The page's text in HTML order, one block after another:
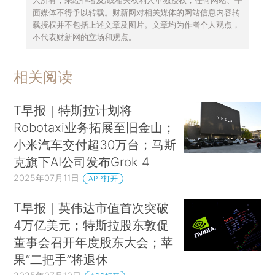
面媒体不得予以转载。财新网对相关媒体的网站信息内容转
载授权并不包括上述文章及图片。文章均为作者个人观点，
不代表财新网的立场和观点。
相关阅读
T早报｜特斯拉计划将
Robotaxi业务拓展至旧金山；
小米汽车交付超30万台；马斯
克旗下AI公司发布Grok 4
2025年07月11日 APP打开
T早报｜英伟达市值首次突破
4万亿美元；特斯拉股东敦促
董事会召开年度股东大会；苹
果“二把手”将退休